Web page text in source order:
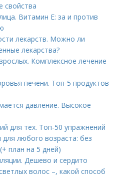
свойства
Витамин Е: за и против
лекарств. Можно ли
лекарства?
Комплексное лечение
печени. Топ-5 продуктов
давление. Высокое
для тех. Топ-50 упражнений
любого возраста: без
план на 5 дней)
Дешево и сердито
волос –, какой способ